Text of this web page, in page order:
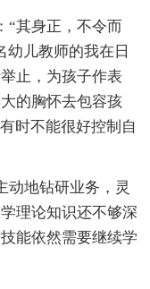
“其身正，不令而
幼儿教师的我在日
止，为孩子作表
的胸怀去包容孩
时不能很好控制自
动地钻研业务，灵
理论知识还不够深
能依然需要继续学